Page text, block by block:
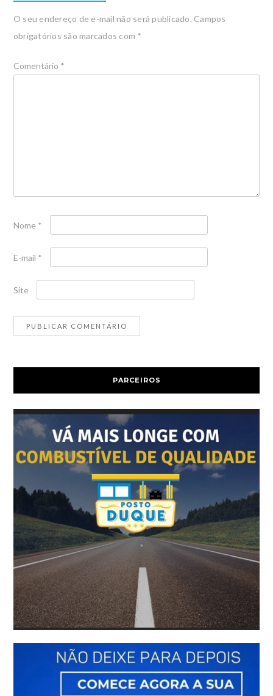
O seu endereço de e-mail não será publicado. Campos
obrigatórios são marcados com *
Comentário *
Nome *
E-mail *
Site
PARCEIROS